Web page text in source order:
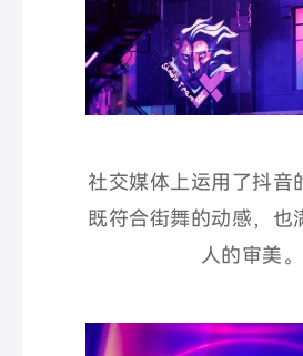
社交媒体上运用了抖音
既符合街舞的动感，也
人的审美。